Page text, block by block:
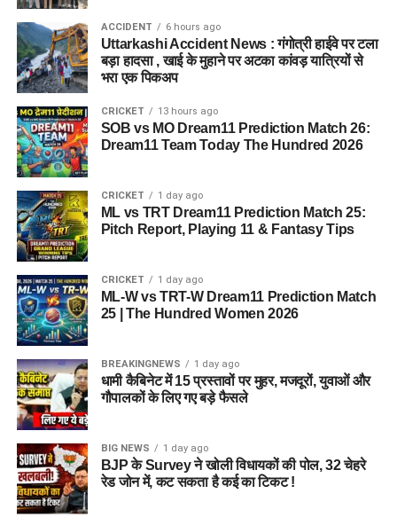
ACCIDENT 6 hours ago
Uttarkashi Accident News : गंगोत्री हाईवे पर टला
बड़ा हादसा , खाई के मुहाने पर अटका कांवड़ यात्रियों से
भरा एक पिकअप
CRICKET 13 hours ago
SOB vs MO Dream11 Prediction Match 26:
Dream11 Team Today The Hundred 2026
CRICKET 1 day ago
ML vs TRT Dream11 Prediction Match 25:
Pitch Report, Playing 11 & Fantasy Tips
CRICKET 1 day ago
ML-W vs TRT-W Dream11 Prediction Match
25 | The Hundred Women 2026
BREAKINGNEWS 1 day ago
धामी कैबिनेट में 15 प्रस्तावों पर मुहर, मजदूरों, युवाओं और
गौपालकों के लिए गए बड़े फैसले
BIG NEWS 1 day ago
BJP के Survey ने खोली विधायकों की पोल, 32 चेहरे
रेड जोन में, कट सकता है कई का टिकट !